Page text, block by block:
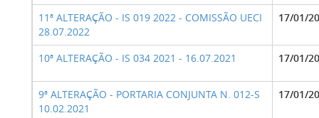
11ª ALTERAÇÃO - IS 019 2022 - COMISSÃO UECI
28.07.2022
17/01/
10ª ALTERAÇÃO - IS 034 2021 - 16.07.2021 17/01/
9ª ALTERAÇÃO - PORTARIA CONJUNTA N. 012-S
10.02.2021
17/01/